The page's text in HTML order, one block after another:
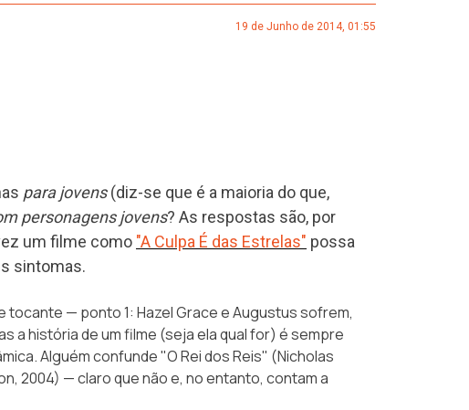
19 de Junho de 2014, 01:55
para jovens(diz-se que é a maioria do que,
personagens jovens? As respostas são, por
um filme como "A Culpa É das Estrelas" possa
sintomas.
— ponto 1: Hazel Grace e Augustus sofrem,
a história de um filme (seja ela qual for) é sempre
Alguém confunde "O Rei dos Reis" (Nicholas
2004) — claro que não e, no entanto, contam a